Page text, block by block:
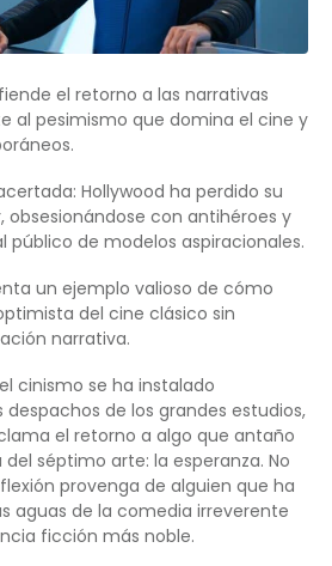
el retorno a las narrativas
al pesimismo que domina el cine y
Hollywood ha perdido su
obsesionándose con antihéroes y
público de modelos aspiracionales.
un ejemplo valioso de cómo
del cine clásico sin
narrativa.
cinismo se ha instalado
de los grandes estudios,
el retorno a algo que antaño
séptimo arte: la esperanza. No
provenga de alguien que ha
aguas de la comedia irreverente
ficción más noble.